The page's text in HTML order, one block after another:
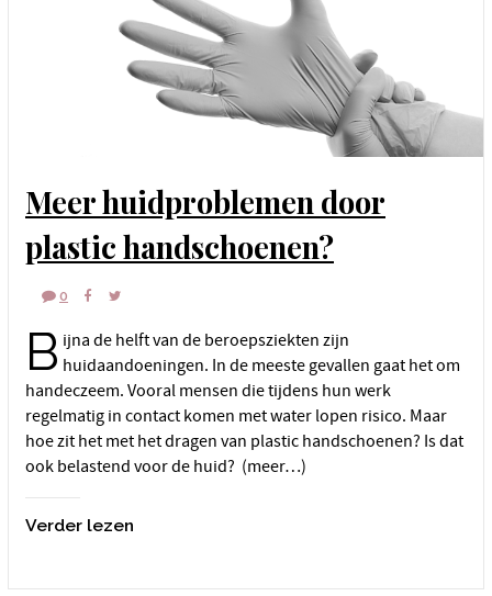
Meer huidproblemen door
plastic handschoenen?
0
B ijna de helft van de beroepsziekten zijn
huidaandoeningen. In de meeste gevallen gaat het om
handeczeem. Vooral mensen die tijdens hun werk
regelmatig in contact komen met water lopen risico. Maar
hoe zit het met het dragen van plastic handschoenen? Is dat
ook belastend voor de huid? (meer…)
Verder lezen